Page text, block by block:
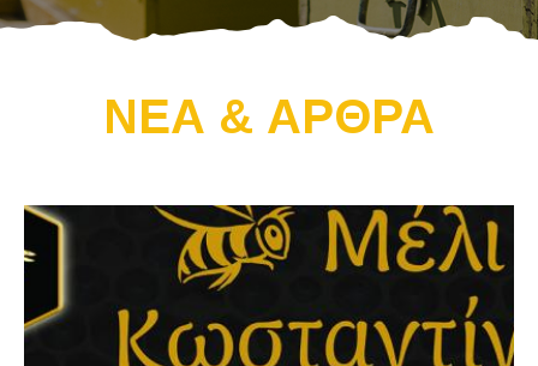
ΝΕΑ & ΑΡΘΡΑ